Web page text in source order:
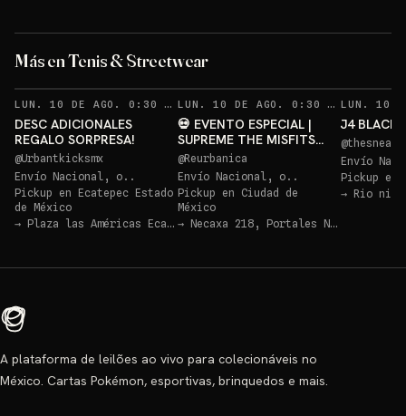
Más en Tenis & Streetwear
Permanece en el live,
LUN. 10 DE AGO. 0:30 AM · 58RECORDATORIOS
DESC ADICIONALES
REGALO SORPRESA!
@Urbantkicksmx
Envío Nacional, o..
Pickup en Ecatepec Estado
de México
→ Plaza las Américas Ecatepec
LUN. 10 DE AGO. 0:30 AM · 7
💀 EVENTO ESPECIAL |
SUPREME THE MISFITS
HOODED WORK JACKET |
STÜSSY • PALACE •
ESSENTIALS
@Reurbanica
Envío Nacional, o..
Pickup en Ciudad de
México
→ Necaxa 218, Portales Norte, Benito Juárez
J4 BLACK
@
Envío
Pickup en
→ Rio nilo
A plataforma de leilões ao vivo para colecionáveis no
México. Cartas Pokémon, esportivas, brinquedos e mais.